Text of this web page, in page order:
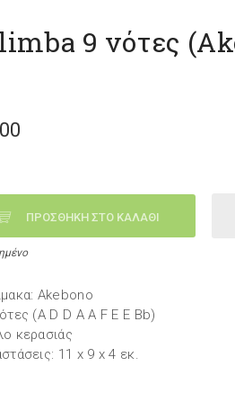
9 νότες
ΠΡΟΣΘΗΚΗ ΣΤΟ ΚΑΛΑΘΙ
Akebono
(A D D A A F E E Bb)
κερασιάς
11 x 9 x 4 εκ.